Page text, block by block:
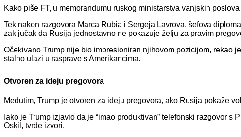
Kako piše FT, u memorandumu ruskog ministarstva vanjskih
Tek nakon razgovora Marca Rubia i Sergeja Lavrova, šefova
zaključak da Rusija jednostavno ne pokazuje želju za pravim
Očekivano Trump nije bio impresioniran njihovom pozicijom, rekao
stalno ulazi u rasprave s Amerikancima.
Otvoren za ideju pregovora
Međutim, Trump je otvoren za ideju pregovora, ako Rusija pokaže
Iako je Trump izjavio da je “imao produktivan” telefonski razgovor
Oskil, tvrde izvori.